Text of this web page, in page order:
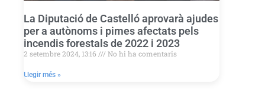
La Diputació de Castelló aprovarà ajudes
per a autònoms i pimes afectats pels
incendis forestals de 2022 i 2023
2 setembre 2024, 13:16 No hi ha comentaris
Llegir més »